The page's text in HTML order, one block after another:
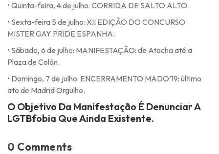
• Quinta-feira, 4 de julho: CORRIDA DE SALTO ALTO.
• Sexta-feira 5 de julho: XII EDIÇÃO DO CONCURSO
MISTER GAY PRIDE ESPANHA.
• Sábado, 6 de julho: MANIFESTAÇÃO: de Atocha até a
Plaza de Colón.
• Domingo, 7 de julho: ENCERRAMENTO MADO’19: último
ato de Madrid Orgulho.
O Objetivo Da Manifestação É Denunciar A
LGTBfobia Que Ainda Existente.
0 Comments